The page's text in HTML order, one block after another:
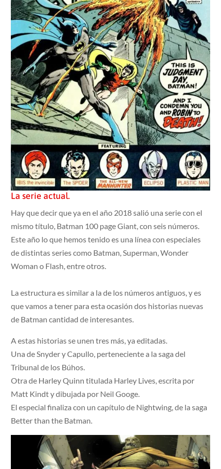
La serie actual.
Hay que decir que ya en el año 2018 salió una serie con el
mismo título, Batman 100 page Giant, con seis números.
Este año lo que hemos tenido es una línea con especiales
de distintas series como Batman, Superman, Wonder
Woman o Flash, entre otros.
La estructura es similar a la de los números antiguos, y es
que vamos a tener para esta ocasión dos historias nuevas
de Batman cantidad de interesantes.
A estas historias se unen tres más, ya editadas.
Una de Snyder y Capullo, perteneciente a la saga del
Tribunal de los Búhos.
Otra de Harley Quinn titulada Harley Lives, escrita por
Matt Kindt y dibujada por Neil Googe.
El especial finaliza con un capítulo de Nightwing, de la saga
Better than the Batman.